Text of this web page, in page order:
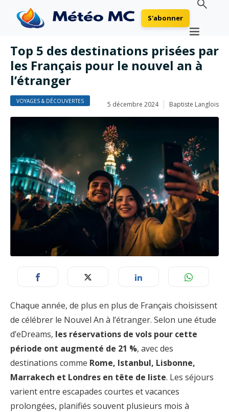
S'abonner
Top 5 des destinations prisées par
les Français pour le nouvel an à
l’étranger
VOYAGES & DÉCOUVERTES 5 décembre 2024 Baptiste Langlois
Chaque année, de plus en plus de Français choisissent
de célébrer le Nouvel An à l’étranger. Selon une étude
d’eDreams, les réservations de vols pour cette
période ont augmenté de 21 %, avec des
destinations comme Rome, Istanbul, Lisbonne,
Marrakech et Londres en tête de liste. Les séjours
varient entre escapades courtes et vacances
prolongées, planifiés souvent plusieurs mois à